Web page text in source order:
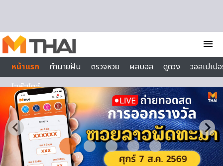
menu
หน้าแรก
ทำนายฝัน ตรวจหวย ผลบอล ดูดวง
วอลเปเป
ไลฟ์สไตล์